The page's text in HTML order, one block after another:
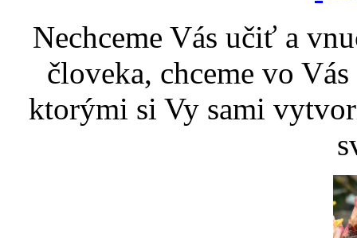
Nechceme Vás učiť a
človeka, chceme vo
ktorými si Vy sami